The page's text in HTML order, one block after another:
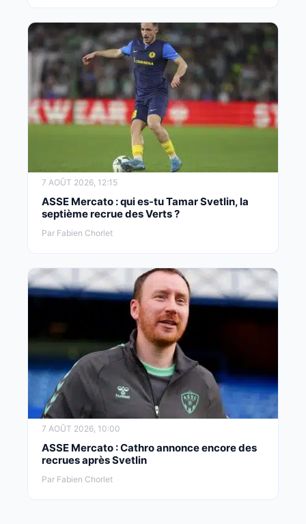
7 AOÛT 2026, 12:15
ASSE Mercato : qui es-tu Tamar Svetlin, la
septième recrue des Verts ?
Par Fabien Chorlet
7 AOÛT 2026, 10:00
ASSE Mercato : Cathro annonce encore des
recrues après Svetlin
Par Fabien Chorlet